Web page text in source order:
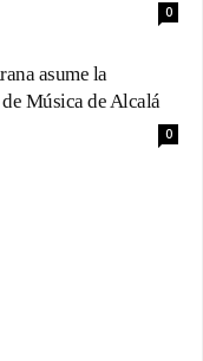
0
asume la
Música de Alcalá
0